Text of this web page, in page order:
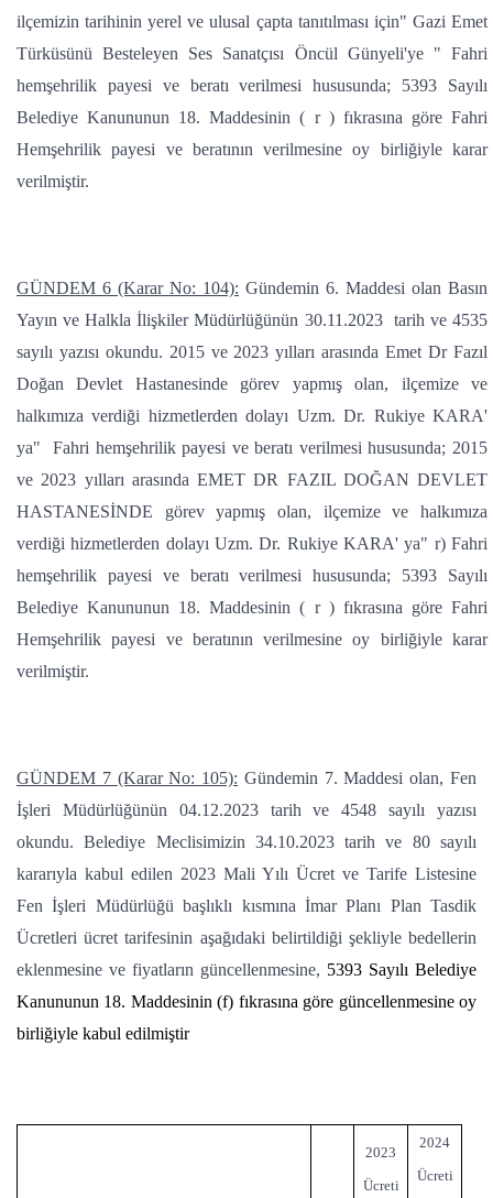
ilçemizin tarihinin yerel ve ulusal çapta tanıtılması için" Gazi Emet
Türküsünü Besteleyen Ses Sanatçısı Öncül Günyeli'ye " Fahri
hemşehrilik payesi ve beratı verilmesi hususunda; 5393 Sayılı
Belediye Kanununun 18. Maddesinin ( r ) fıkrasına göre Fahri
Hemşehrilik payesi ve beratının verilmesine oy birliğiyle karar
verilmiştir.
GÜNDEM 6 (Karar No: 104): Gündemin 6. Maddesi olan Basın
Yayın ve Halkla İlişkiler Müdürlüğünün 30.11.2023 tarih ve 4535
sayılı yazısı okundu. 2015 ve 2023 yılları arasında Emet Dr Fazıl
Doğan Devlet Hastanesinde görev yapmış olan, ilçemize ve
halkımıza verdiği hizmetlerden dolayı Uzm. Dr. Rukiye KARA'
ya" Fahri hemşehrilik payesi ve beratı verilmesi hususunda; 2015
ve 2023 yılları arasında EMET DR FAZIL DOĞAN DEVLET
HASTANESİNDE görev yapmış olan, ilçemize ve halkımıza
verdiği hizmetlerden dolayı Uzm. Dr. Rukiye KARA' ya" r) Fahri
hemşehrilik payesi ve beratı verilmesi hususunda; 5393 Sayılı
Belediye Kanununun 18. Maddesinin ( r ) fıkrasına göre Fahri
Hemşehrilik payesi ve beratının verilmesine oy birliğiyle karar
verilmiştir.
GÜNDEM 7 (Karar No: 105): Gündemin 7. Maddesi olan, Fen
İşleri Müdürlüğünün 04.12.2023 tarih ve 4548 sayılı yazısı
okundu. Belediye Meclisimizin 34.10.2023 tarih ve 80 sayılı
kararıyla kabul edilen 2023 Mali Yılı Ücret ve Tarife Listesine
Fen İşleri Müdürlüğü başlıklı kısmına İmar Planı Plan Tasdik
Ücretleri ücret tarifesinin aşağıdaki belirtildiği şekliyle bedellerin
eklenmesine ve fiyatların güncellenmesine, 5393 Sayılı Belediye
Kanununun 18. Maddesinin (f) fıkrasına göre güncellenmesine oy
birliğiyle kabul edilmiştir
2023
Ücreti
2024
Ücreti